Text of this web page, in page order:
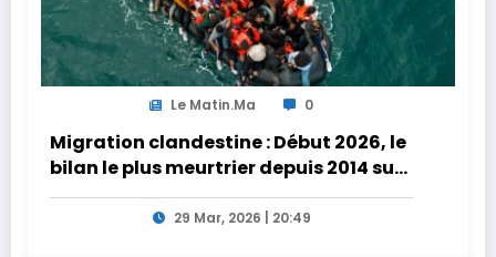
Le Matin.ma 0
Migration clandestine : Début 2026, le
bilan le plus meurtrier depuis 2014 sur
les côtes de l’Afrique du Nord
29 Mar, 2026 | 20:49